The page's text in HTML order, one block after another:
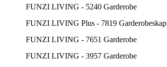
FUNZI LIVING - 5240 Garderobe
FUNZI LIVING Plus - 7819 Garderobeskap
FUNZI LIVING - 7651 Garderobe
FUNZI LIVING - 3957 Garderobe